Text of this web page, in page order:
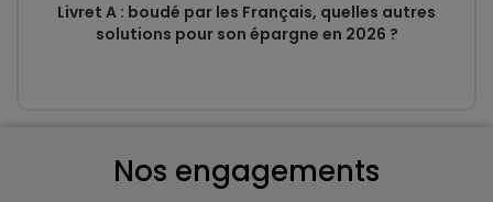
Livret A : boudé par les Français, quelles autres
solutions pour son épargne en 2026 ?
Nos engagements